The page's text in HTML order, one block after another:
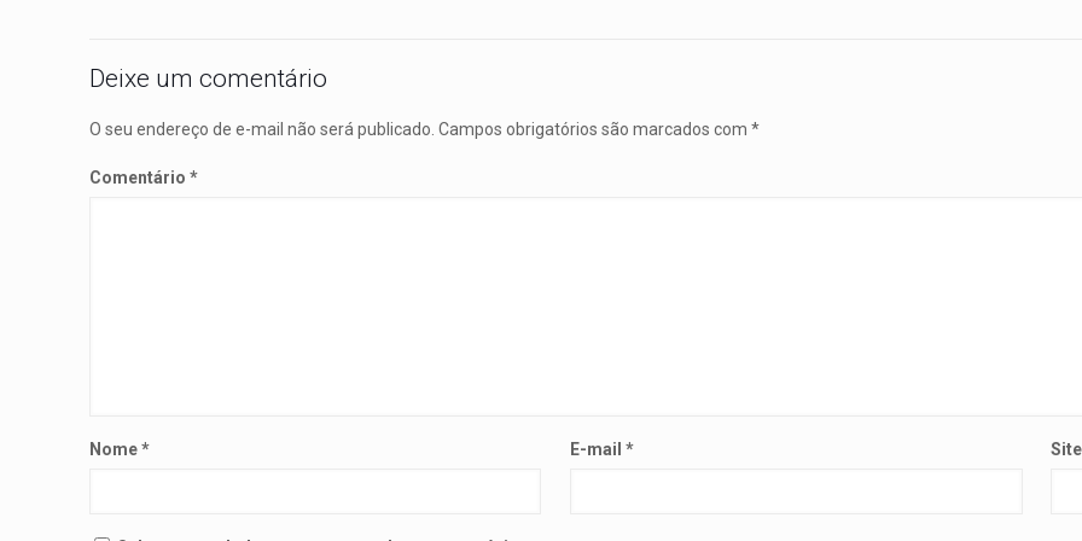
Deixe um comentário
O seu endereço de e-mail não será publicado. Campos obrigatórios são marcados com*
Comentário*
Nome* E-mail* Site